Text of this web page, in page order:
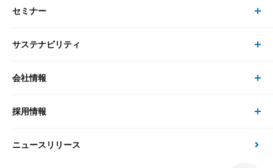
大和総研の強み
先端テクノロジーに基づく新たな価値の創出
政策分析
研究員
書籍・刊行物 トップ
書籍
セミナー
セミナー トップ
現在受付中のセミナー・イベント
サステナビリティ
サステナビリティの取り組み
次世代社会への貢献
会社情報
会社情報 トップ
会社概要・役員一覧
採用情報
採用情報 トップ
ニュースリリース